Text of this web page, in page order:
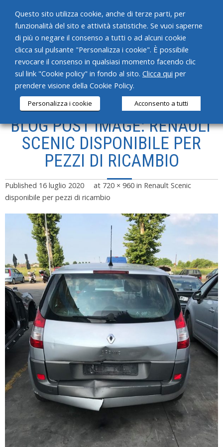
HOME
CHI SIAMO
SERVIZI
PRODOTTI
CONTATTI
BLOG POST IMAGE: RENAULT
SCENIC DISPONIBILE PER
PEZZI DI RICAMBIO
Published 16 luglio 2020 at 720 × 960 in Renault Scenic
disponibile per pezzi di ricambio
Questo sito utilizza cookie, anche di terze parti, per
funzionalità del sito e attività statistiche. Se vuoi saperne
di più o negare il consenso a tutti o ad alcuni cookie
clicca sul pulsante "Personalizza i cookie". È possibile
revocare il consenso in qualsiasi momento facendo clic
sul link "Cookie policy" in fondo al sito. Clicca qui per
prendere visione della Cookie Policy.
Personalizza i cookie Acconsento a tutti